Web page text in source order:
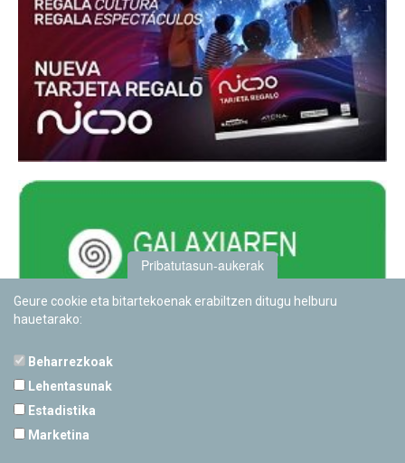
Pribatutasun-aukerak
Geure cookie eta bitartekoenak erabiltzen ditugu helburu
hauetarako:
Beharrezkoak
Lehentasunak
Estadistika
Marketina